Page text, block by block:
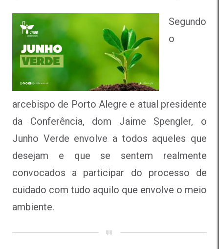
Segundo
o
arcebispo de Porto Alegre e atual presidente
da Conferência, dom Jaime Spengler, o
Junho Verde envolve a todos aqueles que
desejam e que se sentem realmente
convocados a participar do processo de
cuidado com tudo aquilo que envolve o meio
ambiente.